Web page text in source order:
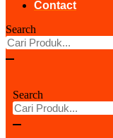
Contact
Search
Search